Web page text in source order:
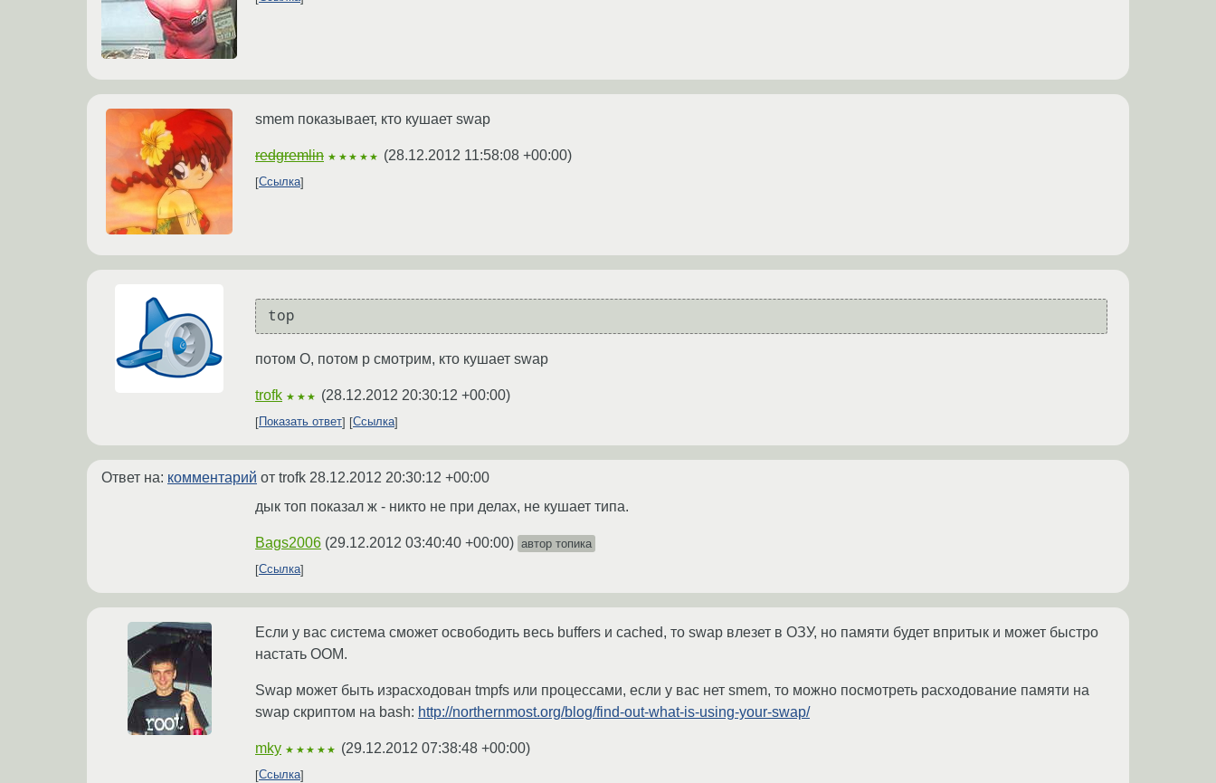
smem показывает, кто кушает swap
redgremlin ★★★★★ (28.12.2012 11:58:08 +00:00)
Ссылка
top
потом O, потом p смотрим, кто кушает swap
trofk ★★★ (28.12.2012 20:30:12 +00:00)
Показать ответ Ссылка
Ответ на: комментарий от trofk 28.12.2012 20:30:12 +00:00
дык топ показал ж - никто не при делах, не кушает типа.
Bags2006 (29.12.2012 03:40:40 +00:00) автор топика
Ссылка
Если у вас система сможет освободить весь buffers и cached, то swap влезет в ОЗУ, но памяти будет впритык и может быстро
настать OOM.
Swap может быть израсходован tmpfs или процессами, если у вас нет smem, то можно посмотреть расходование памяти на
swap скриптом на bash: http://northernmost.org/blog/find-out-what-is-using-your-swap/
mky ★★★★★ (29.12.2012 07:38:48 +00:00)
Ссылка